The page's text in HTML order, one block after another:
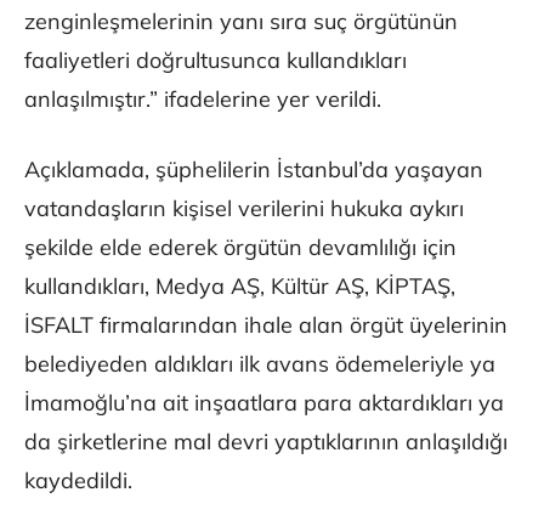
zenginleşmelerinin yanı sıra suç örgütünün
faaliyetleri doğrultusunca kullandıkları
anlaşılmıştır.” ifadelerine yer verildi.
Açıklamada, şüphelilerin İstanbul’da yaşayan
vatandaşların kişisel verilerini hukuka aykırı
şekilde elde ederek örgütün devamlılığı için
kullandıkları, Medya AŞ, Kültür AŞ, KİPTAŞ,
İSFALT firmalarından ihale alan örgüt üyelerinin
belediyeden aldıkları ilk avans ödemeleriyle ya
İmamoğlu’na ait inşaatlara para aktardıkları ya
da şirketlerine mal devri yaptıklarının anlaşıldığı
kaydedildi.